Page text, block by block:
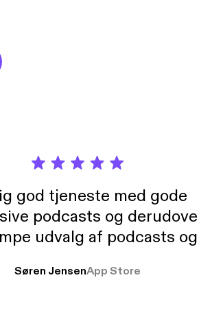
god tjeneste med gode
podcasts og
udvalg af podcasts og
andet så udelukkende pga
Søren JensenApp Store